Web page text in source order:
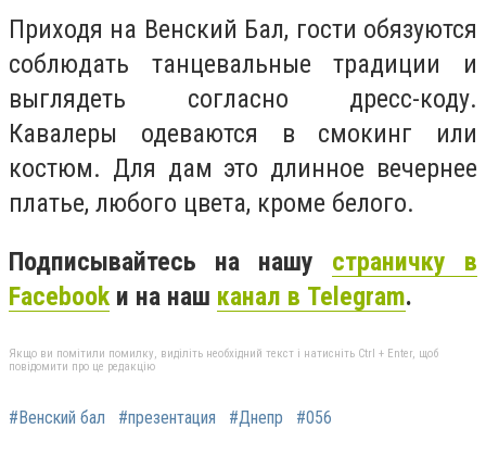
Приходя на Венский Бал, гости обязуются
соблюдать танцевальные традиции и
выглядеть согласно дресс-коду.
Кавалеры одеваются в смокинг или
костюм. Для дам это длинное вечернее
платье, любого цвета, кроме белого.
Подписывайтесь на нашу страничку в
Facebook и на наш канал в Telegram.
Якщо ви помітили помилку, виділіть необхідний текст і натисніть Ctrl + Enter, щоб
повідомити про це редакцію
#Венский бал #презентация #Днепр #056